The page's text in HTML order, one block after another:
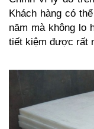
Khách hàng có
năm mà không lo
tiết kiệm được rất